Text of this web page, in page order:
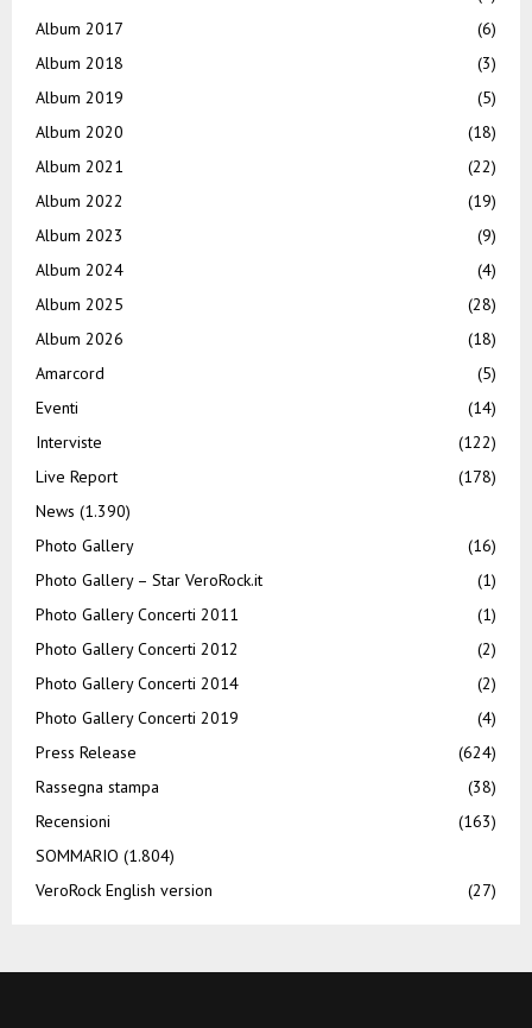
Album 2017
(6)
Album 2018
(3)
Album 2019
(5)
Album 2020
(18)
Album 2021
(22)
Album 2022
(19)
Album 2023
(9)
Album 2024
(4)
Album 2025
(28)
Album 2026
(18)
Amarcord
(5)
Eventi
(14)
Interviste
(122)
Live Report
(178)
News (1.390)
Photo Gallery
(16)
Photo Gallery – Star VeroRock.it
(1)
Photo Gallery Concerti 2011
(1)
Photo Gallery Concerti 2012
(2)
Photo Gallery Concerti 2014
(2)
Photo Gallery Concerti 2019
(4)
Press Release
(624)
Rassegna stampa
(38)
Recensioni
(163)
SOMMARIO (1.804)
VeroRock English version
(27)